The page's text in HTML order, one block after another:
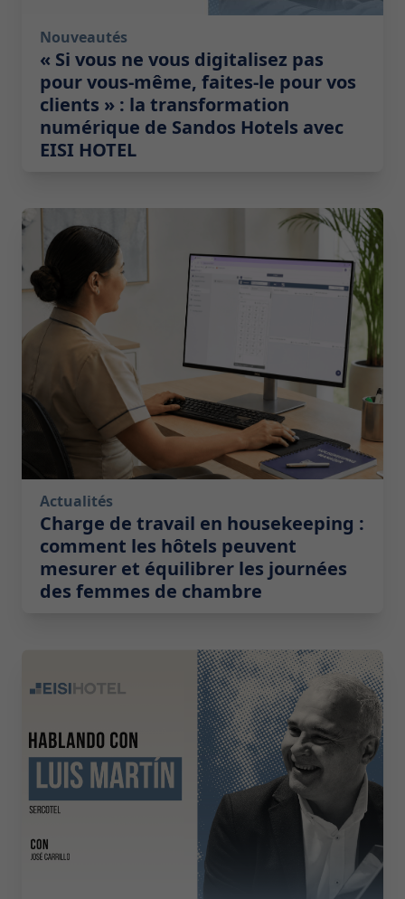
Nouveautés
« Si vous ne vous digitalisez pas
pour vous-même, faites-le pour vos
clients » : la transformation
numérique de Sandos Hotels avec
EISI HOTEL
2026-07-14 10:00:00
Actualités
Charge de travail en housekeeping :
comment les hôtels peuvent
mesurer et équilibrer les journées
des femmes de chambre
2026-05-19 08:00:00